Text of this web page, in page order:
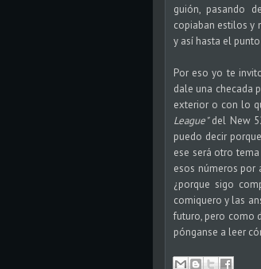
guión, pasando
copiaban estilos y
y así hasta el
Por eso yo te
dale una checada
exterior o con lo
League"del New
puedo decir
ese será otro
esos números por
¿porque sigo
comiquero y las
futuro, pero como
pónganse a leer